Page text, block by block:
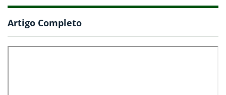
Artigo Completo